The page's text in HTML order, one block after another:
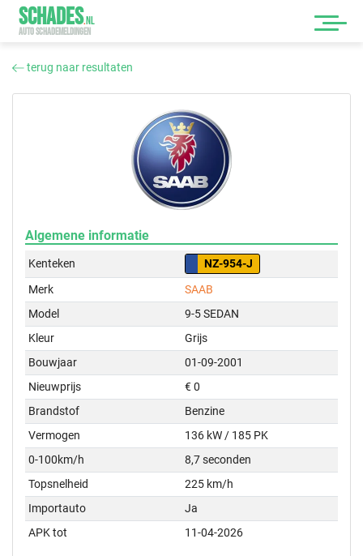
SCHADES.NL
AUTO SCHADEMELDINGEN
terug naar resultaten
Algemene informatie
Kenteken
NZ-954-J
Merk
SAAB
Model
9-5 SEDAN
Kleur
Grijs
Bouwjaar
01-09-2001
Nieuwprijs
€ 0
Brandstof
Benzine
Vermogen
136 kW / 185 PK
0-100km/h
8,7 seconden
Topsnelheid
225 km/h
Importauto
Ja
APK tot
11-04-2026